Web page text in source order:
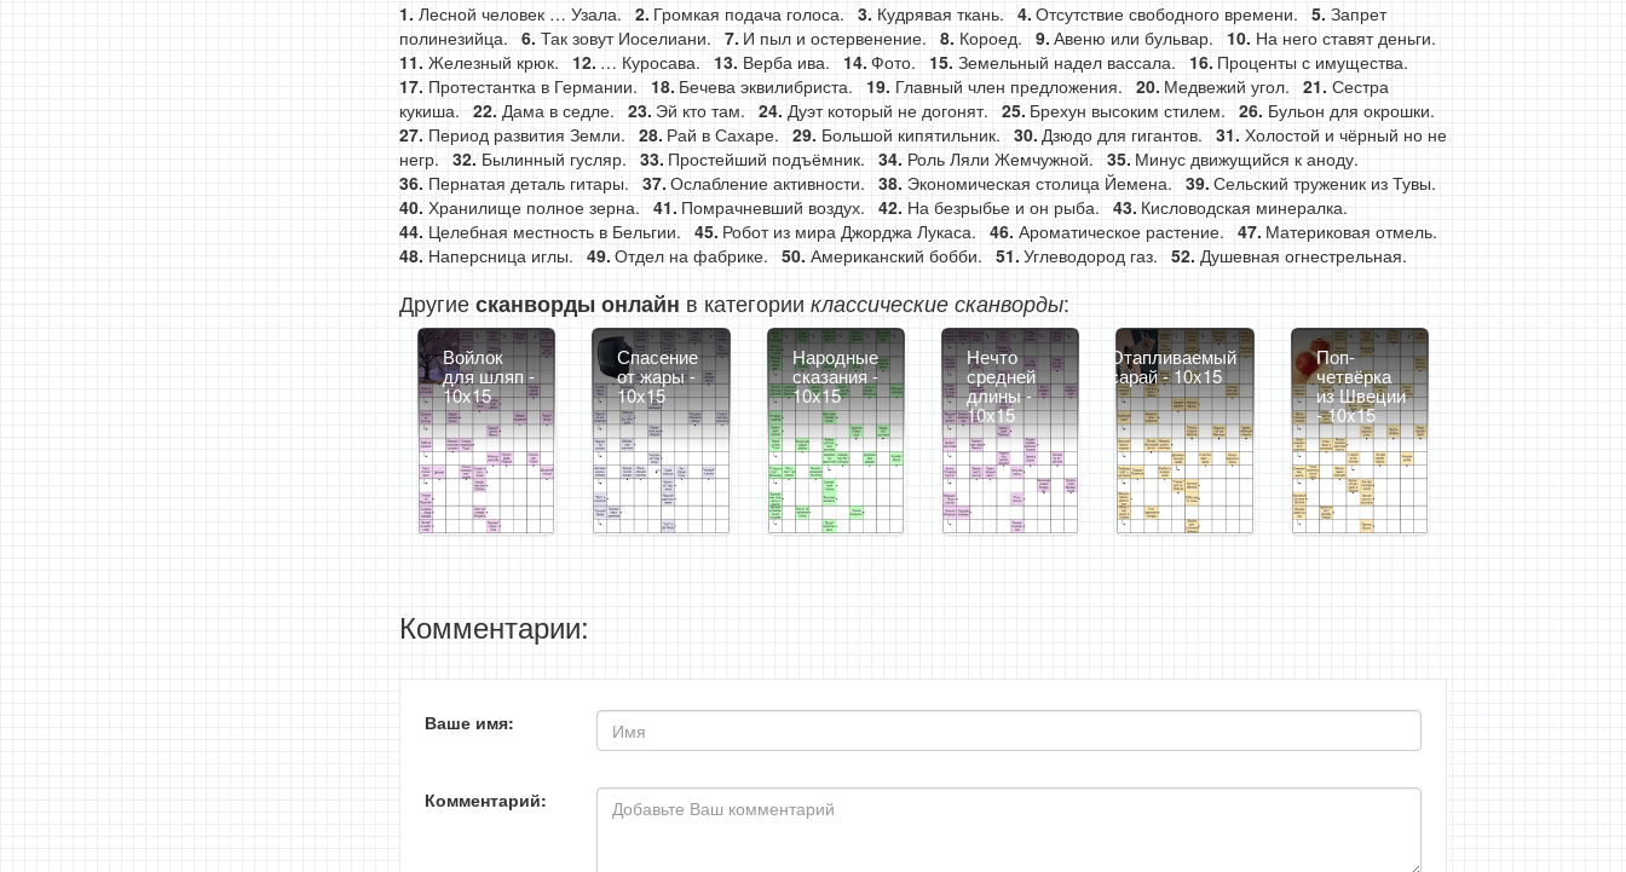
Лесной человек … Узала. Громкая подача голоса. Кудрявая ткань. Отсутствие свободного времени.
Запрет
полинезийца.
Так зовут Иоселиани. И пыл и остервенение. Короед. Авеню или бульвар.
На него ставят деньги.
Железный крюк.
… Куросава. Верба ива. Фото. Земельный надел вассала.
Проценты с имущества.
Протестантка в Германии.
Бечева эквилибриста. Главный член предложения. Медвежий угол.
Сестра
кукиша.
Дама в седле. Эй кто там. Дуэт который не догонят. Брехун высоким стилем.
Бульон для окрошки.
Период развития Земли.
Рай в Сахаре. Большой кипятильник. Дзюдо для гигантов.
Холостой и чёрный но не
негр.
Былинный гусляр. Простейший подъёмник. Роль Ляли Жемчужной.
Минус движущийся к аноду.
Пернатая деталь гитары.
Ослабление активности. Экономическая столица Йемена.
Сельский труженик из Тувы.
Хранилище полное зерна.
Помрачневший воздух. На безрыбье и он рыба.
Кисловодская минералка.
Целебная местность в Бельгии.
Робот из мира Джорджа Лукаса. Ароматическое растение.
Материковая отмель.
Наперсница иглы.
Отдел на фабрике. Американский бобби. Углеводород газ. Душевная огнестрельная.
Другиесканворды онлайн в категории классические сканворды:
Войлок
для шляп -
10x15
Спасение
от жары -
10x15
Народные
сказания -
10x15
Нечто
средней
длины -
10x15
Отапливаемый
сарай - 10x15
Поп-
четвёрка
из Швеции
- 10x15
Комментарии:
Ваше имя:
Комментарий: